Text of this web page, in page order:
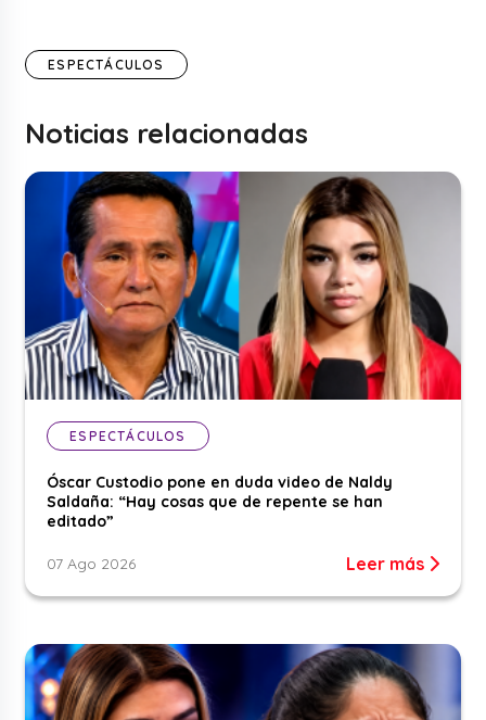
ESPECTÁCULOS
Noticias relacionadas
ESPECTÁCULOS
Óscar Custodio pone en duda video de Naldy
Saldaña: “Hay cosas que de repente se han
editado”
07 Ago 2026 Leer más